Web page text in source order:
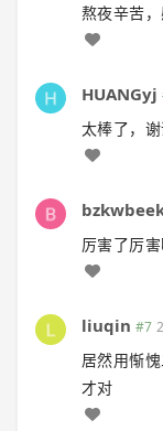
熬夜辛苦
HUANGyj
太棒了，谢
厉害了厉
liuqin #7
居然用惭
才对